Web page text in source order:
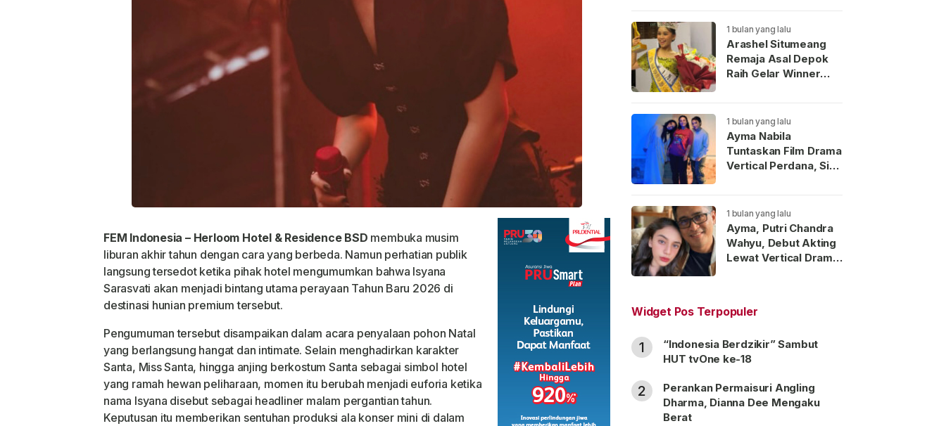
FEM Indonesia – Herloom Hotel & Residence BSD membuka musim
liburan akhir tahun dengan cara yang berbeda. Namun perhatian publik
langsung tersedot ketika pihak hotel mengumumkan bahwa Isyana
Sarasvati akan menjadi bintang utama perayaan Tahun Baru 2026 di
destinasi hunian premium tersebut.
Pengumuman tersebut disampaikan dalam acara penyalaan pohon Natal
yang berlangsung hangat dan intimate. Selain menghadirkan karakter
Santa, Miss Santa, hingga anjing berkostum Santa sebagai simbol hotel
yang ramah hewan peliharaan, momen itu berubah menjadi euforia ketika
nama Isyana disebut sebagai headliner malam pergantian tahun.
Keputusan itu memberikan sentuhan produksi ala konser mini di dalam
1 bulan yang lalu
Arashel Situmeang
Remaja Asal Depok
Raih Gelar Winner
1 bulan yang lalu
Ayma Nabila
Tuntaskan Film Drama
Vertical Perdana, Siap
Indonesia
1 bulan yang lalu
Ayma, Putri Chandra
Wahyu, Debut Akting
Lewat Vertical Drama
Widget Pos Terpopuler
1
“Indonesia Berdzikir” Sambut
HUT tvOne ke-18
2
Perankan Permaisuri Angling
Dharma, Dianna Dee Mengaku
Berat